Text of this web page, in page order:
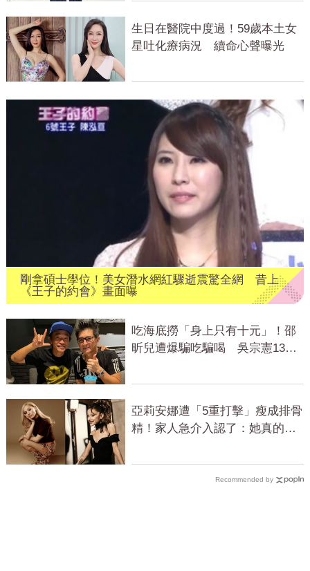
生日在醫院中度過！59歲本土女
星吐化療病況 續命心聲曝光
剛拿碩士學位！美女潛水網紅驟逝震驚全網 昔上
《王子的約會》畫面曝
吃海底撈「身上只有十元」！邵
昕兒遭爆騙吃騙喝 吳宗憲13字
亞莉安娜遭「5重打擊」瘦成排骨
精！家人急介入認了：她真的不
Recommended by